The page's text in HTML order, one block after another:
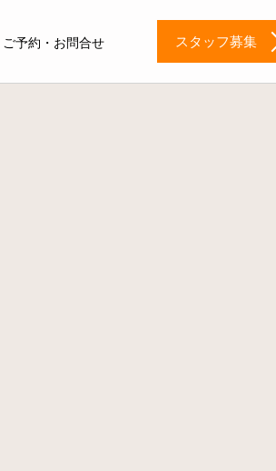
ご予約・お問合せ スタッフ募集